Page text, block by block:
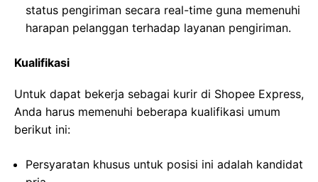
status pengiriman secara real-time guna memenuhi
harapan pelanggan terhadap layanan pengiriman.
Kualifikasi
Untuk dapat bekerja sebagai kurir di Shopee Express,
Anda harus memenuhi beberapa kualifikasi umum
berikut ini:
Persyaratan khusus untuk posisi ini adalah kandidat